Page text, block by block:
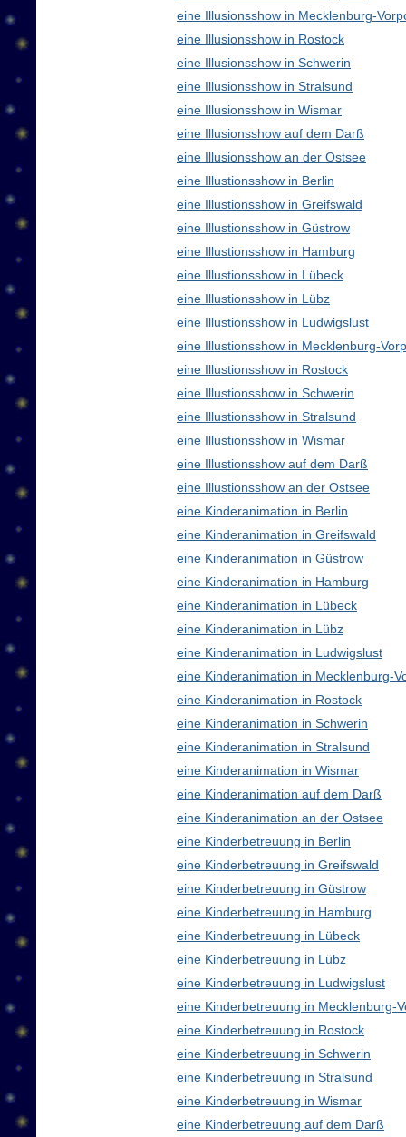
eine Illusionsshow in Mecklenburg-
eine Illusionsshow in Rostock
eine Illusionsshow in Schwerin
eine Illusionsshow in Stralsund
eine Illusionsshow in Wismar
eine Illusionsshow auf dem Darß
eine Illusionsshow an der Ostsee
eine Illustionsshow in Berlin
eine Illustionsshow in Greifswald
eine Illustionsshow in Güstrow
eine Illustionsshow in Hamburg
eine Illustionsshow in Lübeck
eine Illustionsshow in Lübz
eine Illustionsshow in Ludwigslust
eine Illustionsshow in Mecklenburg-
eine Illustionsshow in Rostock
eine Illustionsshow in Schwerin
eine Illustionsshow in Stralsund
eine Illustionsshow in Wismar
eine Illustionsshow auf dem Darß
eine Illustionsshow an der Ostsee
eine Kinderanimation in Berlin
eine Kinderanimation in Greifswald
eine Kinderanimation in Güstrow
eine Kinderanimation in Hamburg
eine Kinderanimation in Lübeck
eine Kinderanimation in Lübz
eine Kinderanimation in Ludwigslust
eine Kinderanimation in Mecklenburg-
eine Kinderanimation in Rostock
eine Kinderanimation in Schwerin
eine Kinderanimation in Stralsund
eine Kinderanimation in Wismar
eine Kinderanimation auf dem Darß
eine Kinderanimation an der Ostsee
eine Kinderbetreuung in Berlin
eine Kinderbetreuung in Greifswald
eine Kinderbetreuung in Güstrow
eine Kinderbetreuung in Hamburg
eine Kinderbetreuung in Lübeck
eine Kinderbetreuung in Lübz
eine Kinderbetreuung in Ludwigslust
eine Kinderbetreuung in Mecklenburg-
eine Kinderbetreuung in Rostock
eine Kinderbetreuung in Schwerin
eine Kinderbetreuung in Stralsund
eine Kinderbetreuung in Wismar
eine Kinderbetreuung auf dem Darß